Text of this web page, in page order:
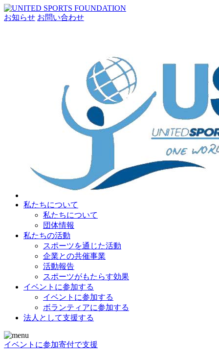
お知らせ お問い合わせ
私たちについて
私たちについて
団体情報
私たちの活動
スポーツを通じた活動
企業との共催事業
活動報告
スポーツがもたらす効果
イベントに参加する
イベントに参加する
ボランティアに参加する
法人として支援する
イベントに参加寄付で支援